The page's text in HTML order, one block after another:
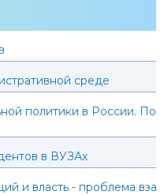
среде
политики в России.
в ВУЗАх
и власть - проблема